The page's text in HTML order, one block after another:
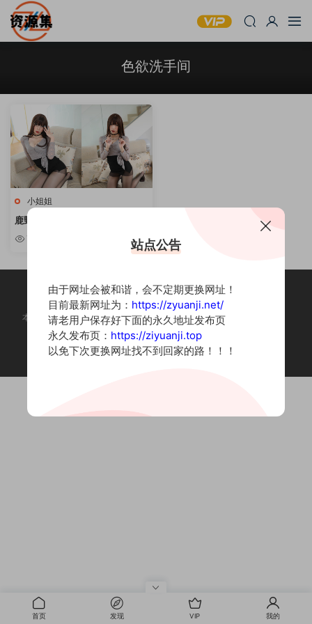
色欲洗手间
小姐姐
鹿野希 – 写真套图资源合集 [持续
更新]7.72w
本站为摄影写真图片网站，内容来自网络收集整理，仅作个人学习使用。
如有违法内容请联系删除
Copyright © 2022 资源集
首页 发现 VIP 我的
站点公告
由于网址会被和谐，会不定期更换网址！
目前最新网址为： https://zyuanji.net/
请老用户保存好下面的永久地址发布页
永久发布页： https://ziyuanji.top
以免下次更换网址找不到回家的路！！！